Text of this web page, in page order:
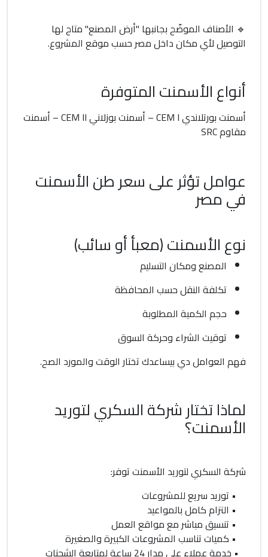
🔹 الأصناف الموضّح بجانبها "أرض المصنع" متاح لها
التوصيل لأي مكان داخل مصر حسب موقع المشروع.
أنواع الأسمنت المتوفرة
أسمنت بورتلاندي CEM I – أسمنت بوزلاني CEM II – أسمنت
مقاوم SRC
عوامل تؤثر على سعر طن الأسمنت
في مصر
نوع الأسمنت (معبأ أو سائب)
المصنع ومكان التسليم
تكلفة النقل حسب المحافظة
حجم الكمية المطلوبة
توقيت الشراء وحركة السوق
فهم العوامل دي بيساعدك تختار الوقت والمورد الصح.
لماذا تختار شركة السكري لتوريد
الأسمنت؟
شركة السكري لتوريد الأسمنت توفر:
• توريد سريع للمشروعات
• التزام كامل بالمواعيد
• تنسيق مباشر مع مواقع العمل
• كميات تناسب المشروعات الكبيرة والصغيرة
• خدمة عملاء على مدار 24 ساعة لمتابعة الشحنات